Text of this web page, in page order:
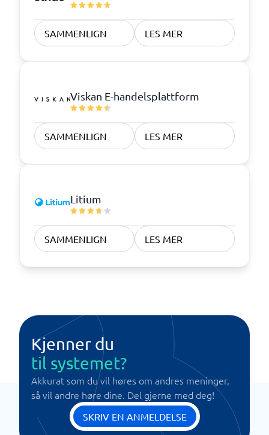
SAMMENLIGN LES MER
Viskan E-handelsplattform
SAMMENLIGN LES MER
Litium
SAMMENLIGN LES MER
Kjenner du
til systemet?
Akkurat som du vil høres om andres meninger,
så vil andre høre dine. Del gjerne med deg!
SKRIV EN ANMELDELSE